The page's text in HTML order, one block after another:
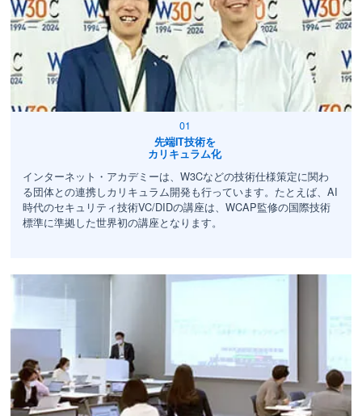
先端IT技術を
カリキュラム化
インターネット・アカデミーは、W3Cなどの技術仕様策定に関わ
る団体との連携しカリキュラム開発も行っています。たとえば、AI
時代のセキュリティ技術VC/DIDの講座は、WCAP監修の国際技術
標準に準拠した世界初の講座となります。